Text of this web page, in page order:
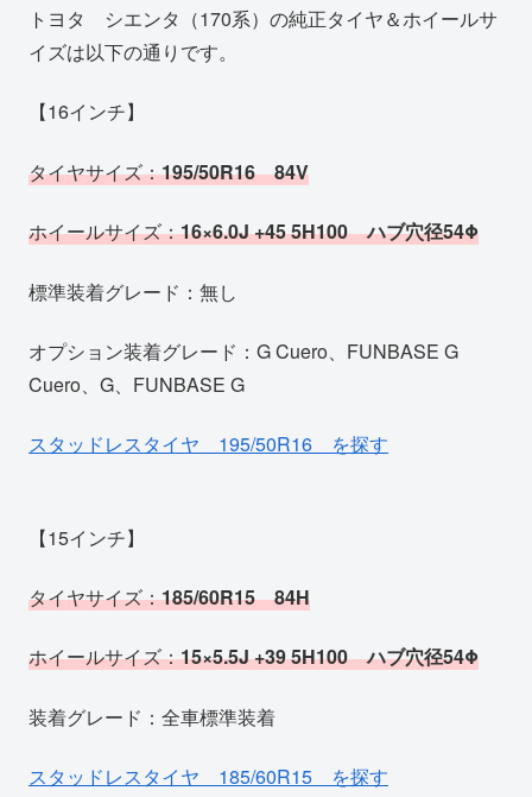
トヨタ シエンタ（170系）の純正タイヤ＆ホイールサ
イズは以下の通りです。
【16インチ】
タイヤサイズ：195/50R16 84V
ホイールサイズ：16×6.0J +45 5H100 ハブ穴径54Φ
標準装着グレード：無し
オプション装着グレード：G Cuero、FUNBASE G
Cuero、G、FUNBASE G
スタッドレスタイヤ 195/50R16 を探す
【15インチ】
タイヤサイズ：185/60R15 84H
ホイールサイズ：15×5.5J +39 5H100 ハブ穴径54Φ
装着グレード：全車標準装着
スタッドレスタイヤ 185/60R15 を探す